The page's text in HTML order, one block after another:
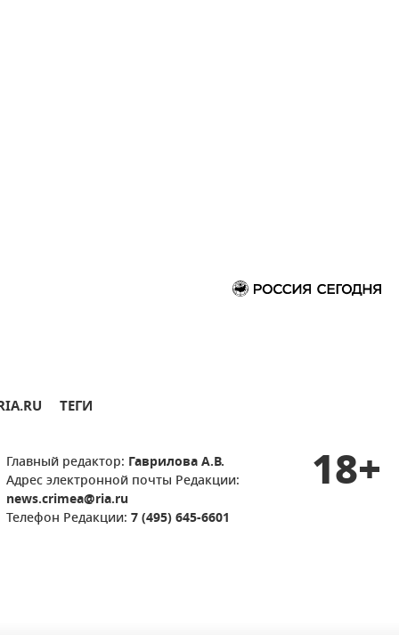
ТЕГИ
Главный редактор: Гаврилова А.В.
Адрес электронной почты Редакции:
news.crimea@ria.ru
Телефон Редакции: 7 (495) 645-6601
18+